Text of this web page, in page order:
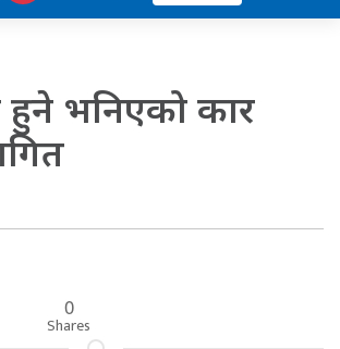
हुने भनिएको कार
0
Shares